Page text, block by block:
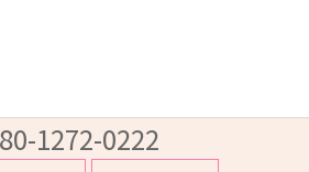
1272-0222